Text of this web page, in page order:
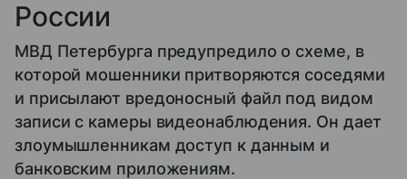
России
МВД Петербурга предупредило о схеме, в
которой мошенники притворяются соседями
и присылают вредоносный файл под видом
записи с камеры видеонаблюдения. Он дает
злоумышленникам доступ к данным и
банковским приложениям.